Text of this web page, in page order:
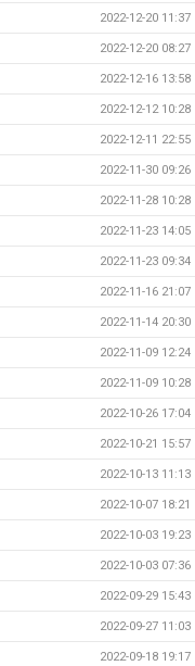
2022-12-20 11:37
2022-12-20 08:27
2022-12-16 13:58
2022-12-12 10:28
2022-12-11 22:55
2022-11-30 09:26
2022-11-28 10:28
2022-11-23 14:05
2022-11-23 09:34
2022-11-16 21:07
2022-11-14 20:30
2022-11-09 12:24
2022-11-09 10:28
2022-10-26 17:04
2022-10-21 15:57
2022-10-13 11:13
2022-10-07 18:21
2022-10-03 19:23
2022-10-03 07:36
2022-09-29 15:43
2022-09-27 11:03
2022-09-18 19:17